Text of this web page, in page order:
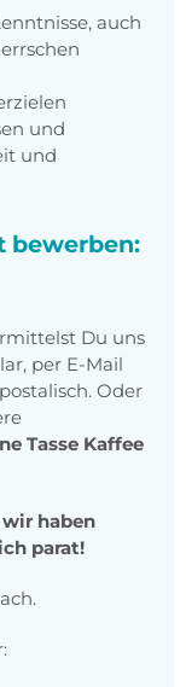
auch
und
und
bewerben:
Du uns
per E-Mail
Oder
Tasse Kaffee
wir haben
parat!